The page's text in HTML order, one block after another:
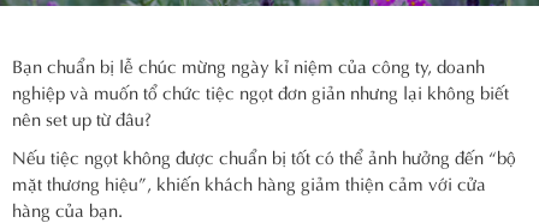
Bạn chuẩn bị lễ chúc mừng ngày kỉ niệm của công ty, doanh
nghiệp và muốn tổ chức tiệc ngọt đơn giản nhưng lại không biết
nên set up từ đâu?
Nếu tiệc ngọt không được chuẩn bị tốt có thể ảnh hưởng đến “bộ
mặt thương hiệu”, khiến khách hàng giảm thiện cảm với cửa
hàng của bạn.